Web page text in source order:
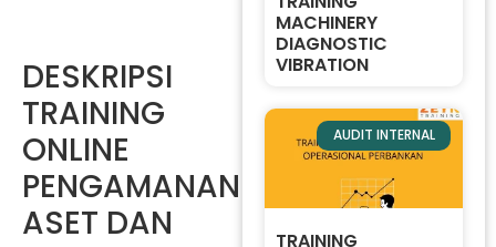
DESKRIPSI
TRAINING
ONLINE
PENGAMANAN
ASET DAN
MACHINERY
DIAGNOSTIC
VIBRATION
AUDIT INTERNAL
TRAINING